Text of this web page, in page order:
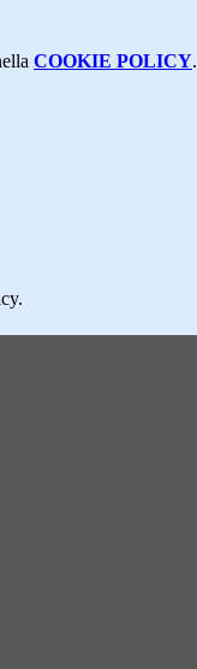
COOKIE POLICY.